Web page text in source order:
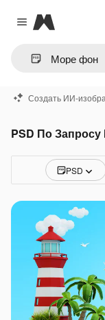
Close menu
Magnific
Создать ИИ-
PSD По
PSD